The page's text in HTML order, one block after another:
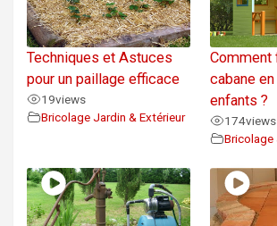
Techniques et Astuces
pour un paillage efficace
19views
Bricolage Jardin & Extérieur
Comment
cabane
enfants ?
174views
Bricolage